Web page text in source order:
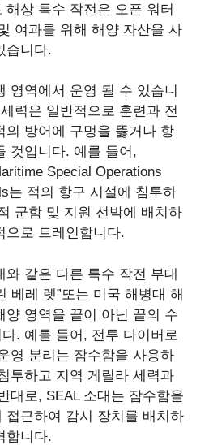
해상 특수 작전은 오픈 워터
여과를 위해 해양 자산을 사
습니다.
영역에서 운영 될 수 있습니
력은 일반적으로 훈련과 전
의 방어에 구멍을 뚫거나 항
것입니다. 예를 들어,
Special Operations
는 적의 항구 시설에 침투하
군함 및 지원 선박에 배치하
으로 트레인합니다.
와 같은 다른 특수 작전 부대
베레 렛”또는 미국 해병대 해
양 영역을 끝이 아닌 끝의 수
. 예를 들어, 전투 다이버로
영 분리는 잠수함을 사용하
투하고 지역 게릴라 세력과
대로, SEAL 소대는 잠수함을
접근하여 감시 장치를 배치하
합니다.